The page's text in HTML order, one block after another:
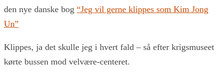
den nye danske bog “Jeg vil gerne klippes som Kim Jong
Un”
Klippes, ja det skulle jeg i hvert fald – så efter krigsmuseet
kørte bussen mod velvære-centeret.